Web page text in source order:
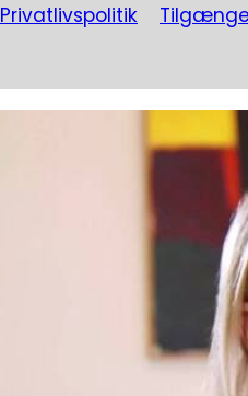
Privatlivspolitik